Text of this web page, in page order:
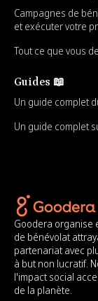
Campagnes de
et exécuter votre
Tout ce que vous
Guides 📖
Un guide complet
Un guide complet
Goodera organise
de bénévolat
partenariat avec
à but non lucratif.
l'impact social
de la planète.